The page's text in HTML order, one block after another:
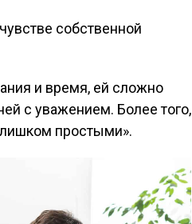
собственной
и время, ей сложно
с уважением. Более того,
простыми».